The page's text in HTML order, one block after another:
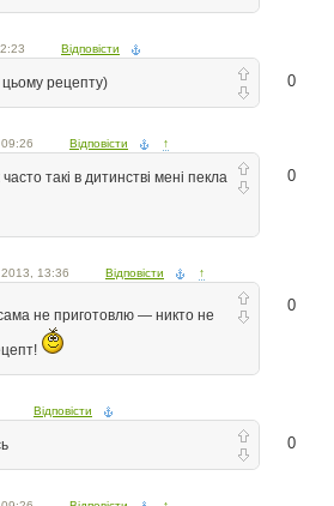
Відповісти
0
рецепту)
Відповісти ↑
0
такі в дитинстві мені пекла
13:36 Відповісти ↑
0
не приготовлю — никто не
Відповісти
0